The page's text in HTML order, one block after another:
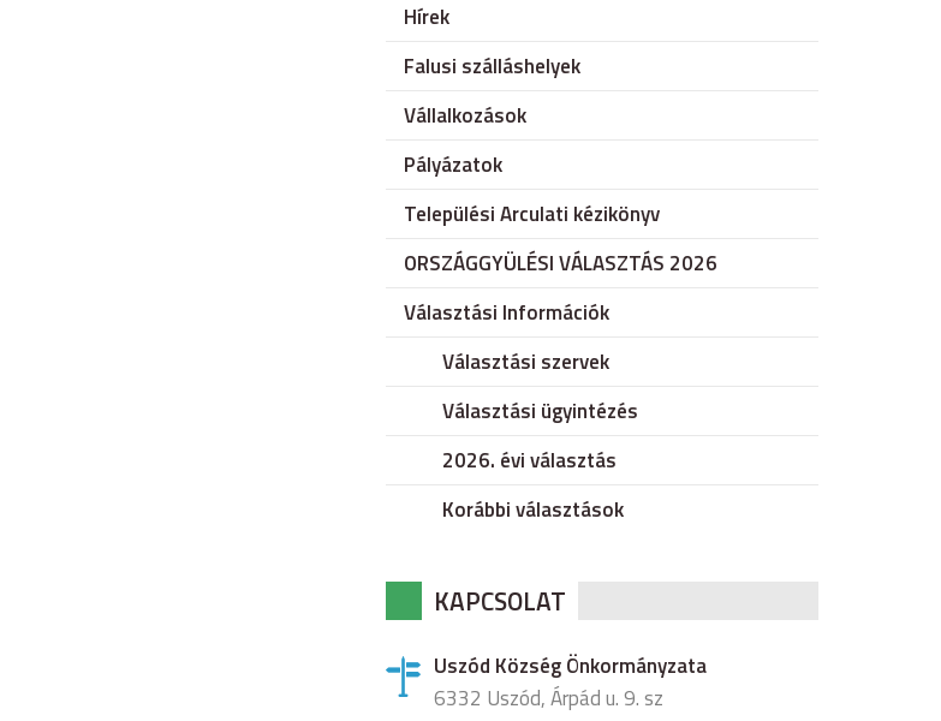
Hírek
Falusi szálláshelyek
Vállalkozások
Pályázatok
Települési Arculati kézikönyv
ORSZÁGGYÜLÉSI VÁLASZTÁS 2026
Választási Információk
Választási szervek
Választási ügyintézés
2026. évi választás
Korábbi választások
KAPCSOLAT
Uszód Község Önkormányzata
6332 Uszód, Árpád u. 9. sz